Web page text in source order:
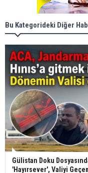
Bu Kategorideki Diğer
Gülistan Doku
'Hayırsever', Valiyi